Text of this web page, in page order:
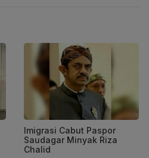
Imigrasi Cabut Paspor
Saudagar Minyak Riza
Chalid